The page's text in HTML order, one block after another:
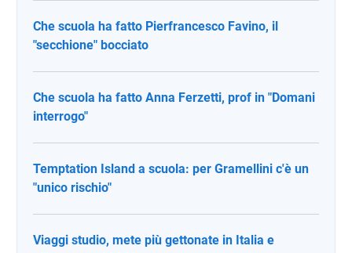
Che scuola ha fatto Pierfrancesco Favino, il
"secchione" bocciato
Che scuola ha fatto Anna Ferzetti, prof in "Domani
interrogo"
Temptation Island a scuola: per Gramellini c'è un
"unico rischio"
Viaggi studio, mete più gettonate in Italia e